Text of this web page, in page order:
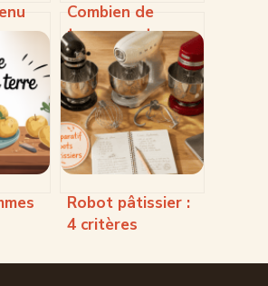
Combien de
temps peut-on
conserver des
huîtres sans
risque pour la
santé
Robot pâtissier :
4 critères
modèles de